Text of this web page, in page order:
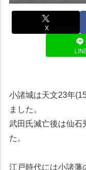
X
小諸城は天文23年
ました。
武田氏滅亡後は仙石
た。
江戸時代には小諸藩